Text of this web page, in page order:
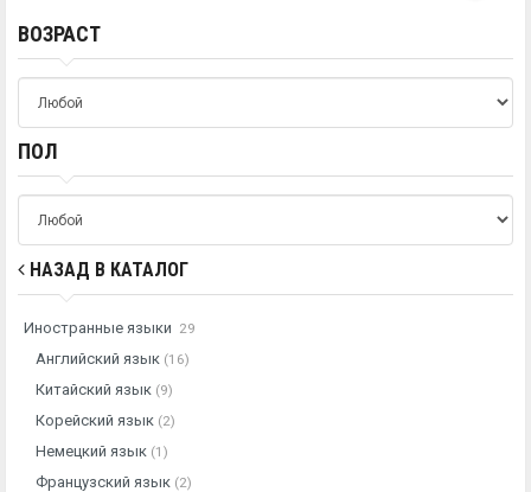
ВОЗРАСТ
ПОЛ
НАЗАД В КАТАЛОГ
Иностранные языки 29
Английский язык (16)
Китайский язык (9)
Корейский язык (2)
Немецкий язык (1)
Французский язык (2)